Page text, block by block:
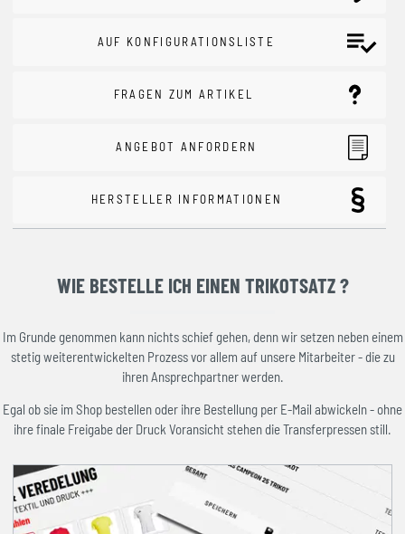
AUF KONFIGURATIONSLISTE
FRAGEN ZUM ARTIKEL
ANGEBOT ANFORDERN
HERSTELLER INFORMATIONEN
WIE BESTELLE ICH EINEN TRIKOTSATZ ?
Im Grunde genommen kann nichts schief gehen, denn wir setzen neben einem
stetig weiterentwickelten Prozess vor allem auf unsere Mitarbeiter - die zu
ihren Ansprechpartner werden.
Egal ob sie im Shop bestellen oder ihre Bestellung per E-Mail abwickeln - ohne
ihre finale Freigabe der Druck Voransicht stehen die Transferpressen still.